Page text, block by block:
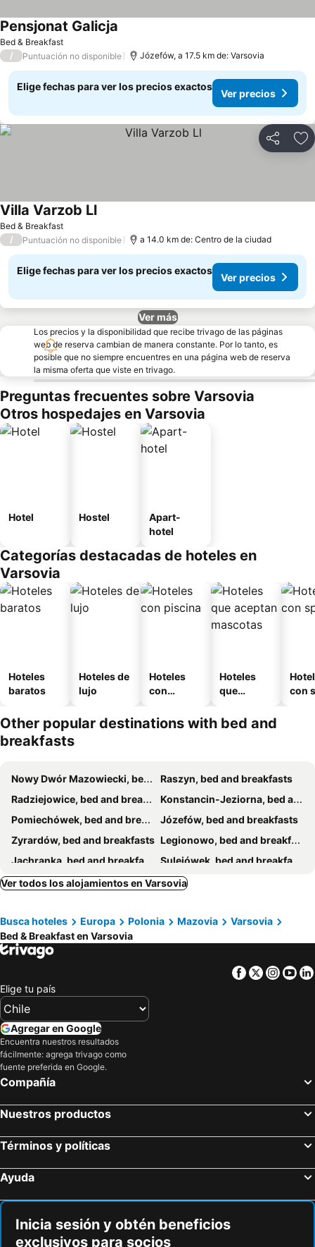
Bed & Breakfast
Pensjonat Galicja
/ Puntuación no disponible Józefów, a 17.5 km de: Varsovia
Elige fechas para ver los precios exactos
Ver precios
Compartir
Bed & Breakfast
Villa Varzob LlVer precios
/ Puntuación no disponible a 14.0 km de: Centro de la ciudad
Elige fechas para ver los precios exactos
Ver precios
Ver más
Los precios y la disponibilidad que recibe trivago de las páginas
web de reserva cambian de manera constante. Por lo tanto, es
posible que no siempre encuentres en una página web de reserva
la misma oferta que viste en trivago.
Preguntas frecuentes sobre Varsovia
Otros hospedajes en Varsovia
Hotel Hostel
Apart-
hotel
Categorías destacadas de hoteles en
Varsovia
Hoteles
baratos
Hoteles de
lujo
Hoteles
con
Hoteles
que
mascotas
con
Other popular destinations with bed and
breakfasts
Nowy Dwór Mazowiecki, bed and breakfasts
Raszyn, bed and breakfasts
Radziejowice, bed and breakfasts
Konstancin-Jeziorna, bed and breakfasts
Pomiechówek, bed and breakfasts
Józefów, bed and breakfasts
Zyrardów, bed and breakfasts Legionowo, bed and breakfasts
Jachranka, bed and breakfasts
Sulejówek, bed and breakfasts
Ząbki, bed and breakfasts
Grodzisk Mazowiecki, bed and breakfasts
Ver todos los alojamientos en Varsovia
Busca hoteles Europa Polonia Mazovia
Varsovia
Bed & Breakfast en Varsovia
Facebook
Twitter
Elige tu país
Agregar en Google
Encuentra nuestros resultados
fácilmente: agrega trivago como
fuente preferida en Google.
Compañía
Nuestros productos
Términos y políticas
Ayuda
Inicia sesión y obtén beneficios
exclusivos para socios